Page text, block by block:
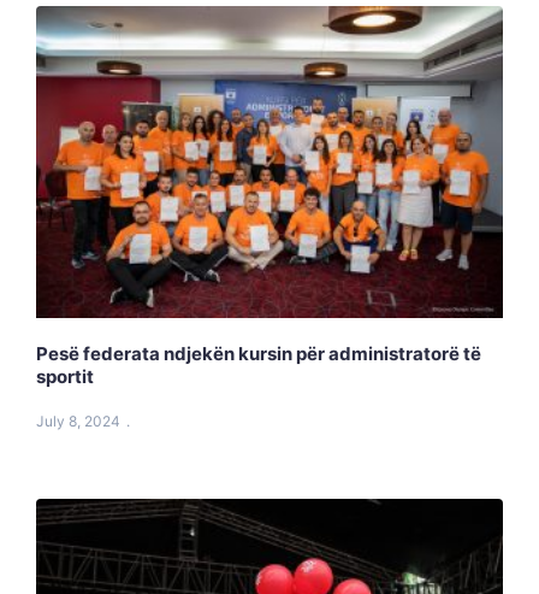
Pesë federata ndjekën kursin për administratorë të
sportit
July 8, 2024